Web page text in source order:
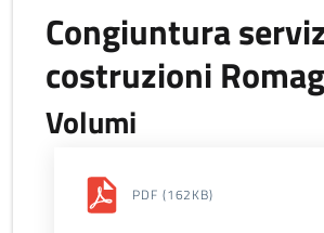
Congiuntura
costruzioni
Volumi
PDF (162KB)